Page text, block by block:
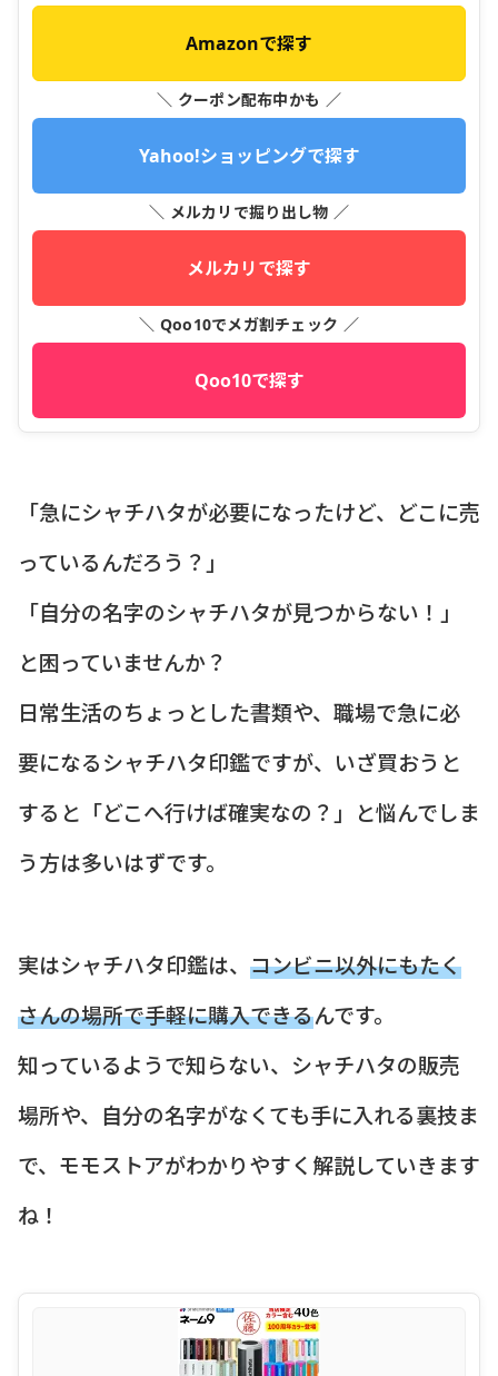
Amazonで探す
＼ クーポン配布中かも ／
Yahoo!ショッピングで探す
＼ メルカリで掘り出し物 ／
メルカリで探す
＼ Qoo10でメガ割チェック ／
Qoo10で探す
「急にシャチハタが必要になったけど、どこに売
っているんだろう？」
「自分の名字のシャチハタが見つからない！」
と困っていませんか？
日常生活のちょっとした書類や、職場で急に必
要になるシャチハタ印鑑ですが、いざ買おうと
すると「どこへ行けば確実なの？」と悩んでしま
う方は多いはずです。
実はシャチハタ印鑑は、 コンビニ以外にもたく
さんの場所で手軽に購入できるんです。
知っているようで知らない、シャチハタの販売
場所や、自分の名字がなくても手に入れる裏技ま
で、モモストアがわかりやすく解説していきます
ね！